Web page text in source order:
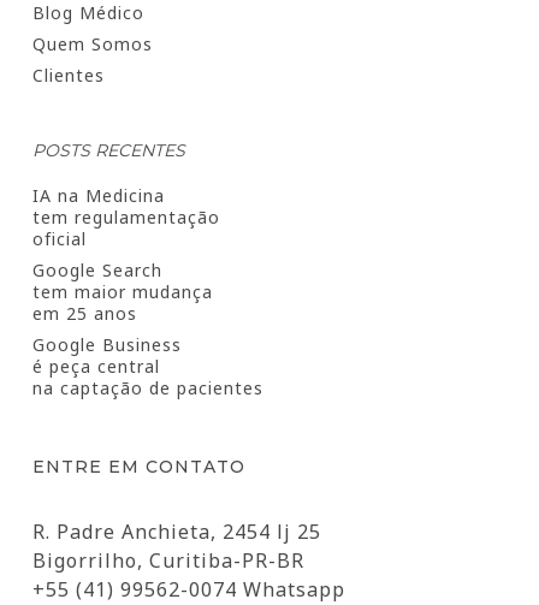
Blog Médico
Quem Somos
Clientes
POSTS RECENTES
IA na Medicina
tem regulamentação
oficial
Google Search
tem maior mudança
em 25 anos
Google Business
é peça central
na captação de pacientes
ENTRE EM CONTATO
R. Padre Anchieta, 2454 lj 25
Bigorrilho, Curitiba-PR-BR
+55 (41) 99562-0074 Whatsapp